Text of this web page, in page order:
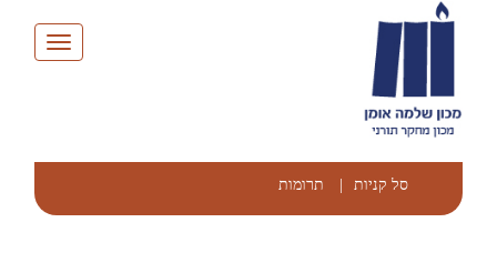
Toggle
סל קניות תרומות